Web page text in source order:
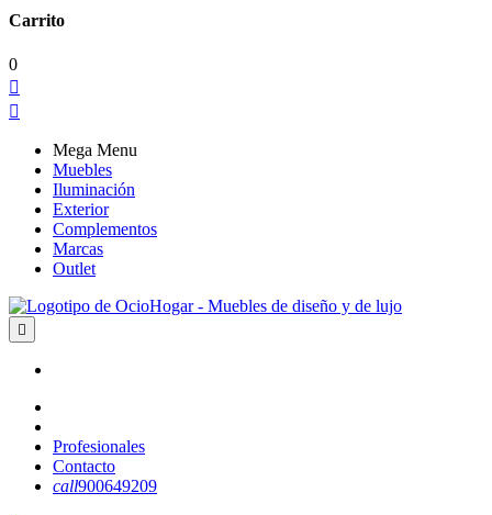
Carrito
0


Mega Menu
Muebles
Iluminación
Exterior
Complementos
Marcas
Outlet

Profesionales
Contacto
call900649209